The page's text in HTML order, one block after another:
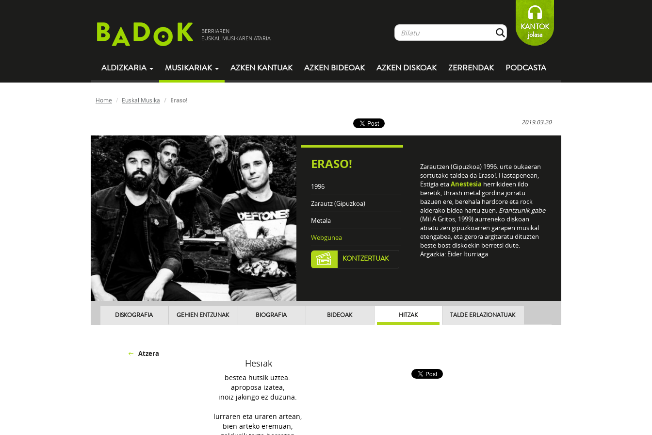
BERRIAREN
EUSKAL MUSIKAREN ATARIA
KANTOK
jolasa
ALDIZKARIA MUSIKARIAK AZKEN KANTUAK AZKEN BIDEOAK AZKEN DISKOAK ZERRENDAK PODCASTA
Home Euskal Musika Eraso!
2019.03.20
ERASO!
1996
Zarautz (Gipuzkoa)
Metala
Webgunea
KONTZERTUAK
Zarautzen (Gipuzkoa) 1996. urte bukaeran
sortutako taldea da Eraso!. Hastapenean,
Estigia etaAnestesia herrikideen ildo
beretik, thrash metal gordina jorratu
bazuen ere, berehala hardcore eta rock
alderako bidea hartu zuen. Erantzunik gabe
(Mil A Gritos, 1999) aurreneko diskoan
abiatu zen gipuzkoarren garapen musikal
etengabea, eta gerora argitaratu dituzten
beste bost diskoekin berretsi dute.
Argazkia: Eider Iturriaga
DISKOGRAFIA GEHIEN ENTZUNAK BIOGRAFIA BIDEOAK HITZAK TALDE ERLAZIONATUAK
Atzera
Hesiak
bestea hutsik uztea.
aproposa izatea,
inoiz jakingo ez duzuna.
lurraren eta uraren artean,
bien arteko eremuan,